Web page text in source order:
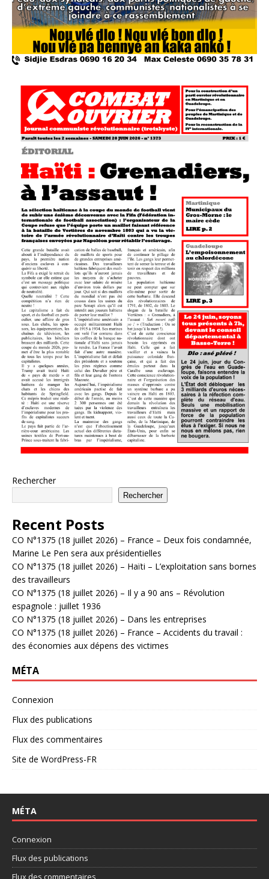
Rechercher
Rechercher
Recent Posts
CO N°1375 (18 juillet 2026) – France – Deux fois condamnée,
Marine Le Pen sera aux présidentielles
CO N°1375 (18 juillet 2026) – Haïti – L’exploitation sans bornes
des travailleurs
CO N°1375 (18 juillet 2026) – Il y a 90 ans – Révolution
espagnole : juillet 1936
CO N°1375 (18 juillet 2026) – Dans les entreprises
CO N°1375 (18 juillet 2026) – France – Accidents du travail :
des économies aux dépens des victimes
MÉTA
Connexion
Flux des publications
Flux des commentaires
Site de WordPress-FR
MÉTA
Connexion
Flux des publications
Flux des commentaires